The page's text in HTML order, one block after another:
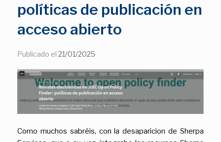
políticas de publicación en
acceso abierto
Publicado el 21/01/2025
Como muchos sabréis, con la desaparicion de Sherpa